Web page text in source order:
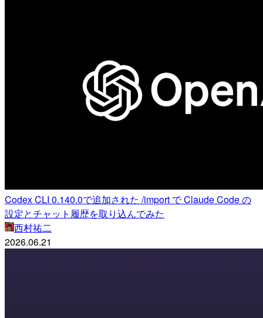
Codex CLI 0.140.0で追加された /import で Claude Code の
設定とチャット履歴を取り込んでみた
西村祐二
2026.06.21